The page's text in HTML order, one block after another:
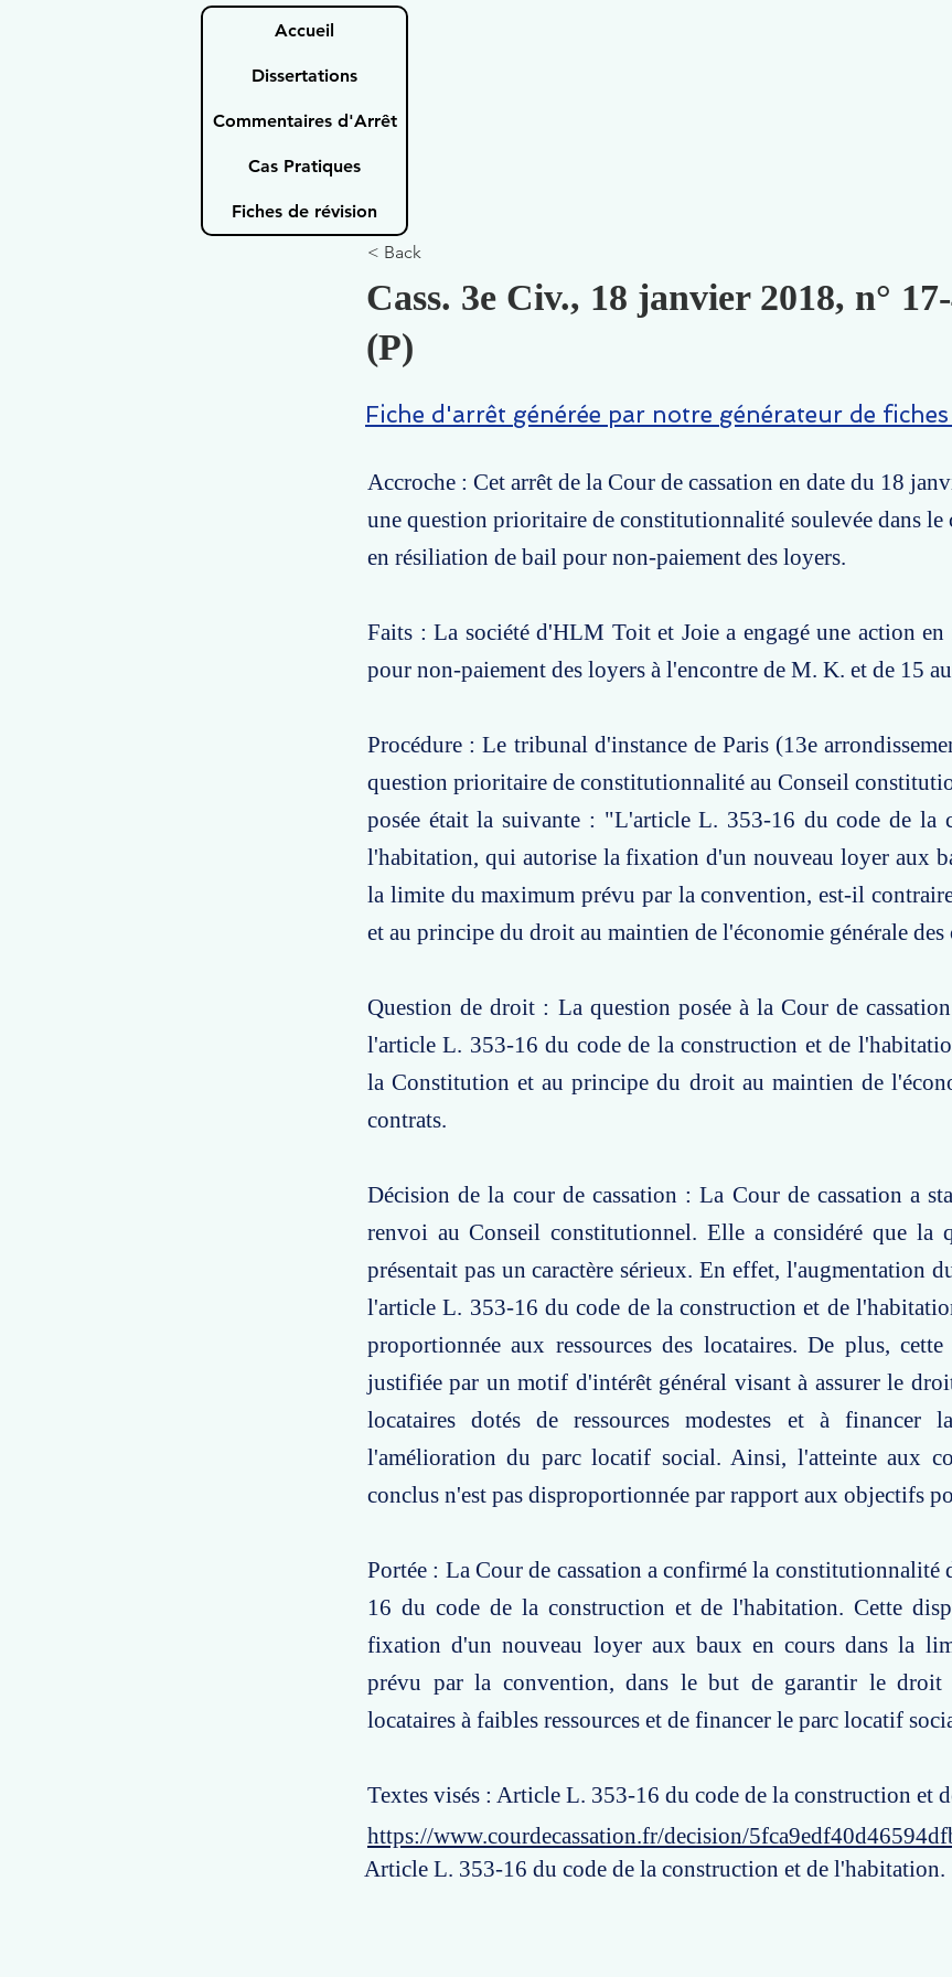
Accueil
Dissertations
Commentaires d'Arrêt
Cas Pratiques
Fiches de révision
< Back
Cass. 3e Civ., 18 janvier 2018, n°
(P)
Fiche d'arrêt générée par notre générateur de
Accroche : Cet arrêt de la Cour de cassation en date du 18
une question prioritaire de constitutionnalité soulevée dans le
en résiliation de bail pour non-paiement des loyers.
Faits : La société d'HLM Toit et Joie a engagé une action
pour non-paiement des loyers à l'encontre de M. K. et de 15
Procédure : Le tribunal d'instance de Paris (13e
question prioritaire de constitutionnalité au Conseil
posée était la suivante : "L'article L. 353-16 du code de la
l'habitation, qui autorise la fixation d'un nouveau loyer aux
la limite du maximum prévu par la convention, est-il
et au principe du droit au maintien de l'économie générale des
Question de droit : La question posée à la Cour de
l'article L. 353-16 du code de la construction et de
la Constitution et au principe du droit au maintien de
contrats.
Décision de la cour de cassation : La Cour de cassation a
renvoi au Conseil constitutionnel. Elle a considéré que la
présentait pas un caractère sérieux. En effet, l'augmentation
l'article L. 353-16 du code de la construction et de
proportionnée aux ressources des locataires. De plus,
justifiée par un motif d'intérêt général visant à assurer le
locataires dotés de ressources modestes et à financer
l'amélioration du parc locatif social. Ainsi, l'atteinte aux
conclus n'est pas disproportionnée par rapport aux objectifs
Portée : La Cour de cassation a confirmé la
16 du code de la construction et de l'habitation. Cette
fixation d'un nouveau loyer aux baux en cours dans la
prévu par la convention, dans le but de garantir le droit
locataires à faibles ressources et de financer le parc locatif
Textes visés : Article L. 353-16 du code de la construction et
https://www.courdecassation.fr/decision/
Article L. 353-16 du code de la construction et de l'habitation.